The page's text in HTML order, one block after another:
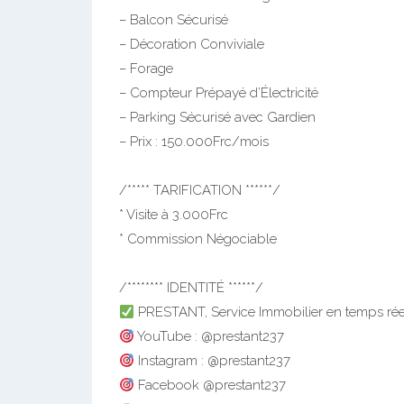
– Balcon Sécurisé
– Décoration Conviviale
– Forage
– Compteur Prépayé d’Électricité
– Parking Sécurisé avec Gardien
– Prix : 150.000Frc/mois
/***** TARIFICATION ******/
* Visite à 3.000Frc
* Commission Négociable
/******** IDENTITÉ ******/
PRESTANT, Service Immobilier en temps
YouTube : @prestant237
Instagram : @prestant237
Facebook @prestant237